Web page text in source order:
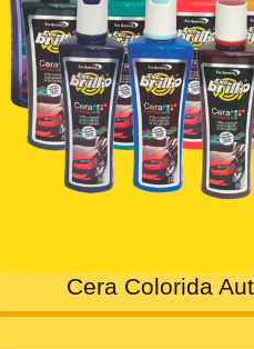
Cera Colorida